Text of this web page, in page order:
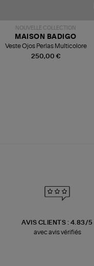
NOUVELLE COLLECTION
250,00 €
MAISON BADIGO
Veste Ojos Perlas Multicolore
AVIS CLIENTS : 4.83/5
avec avis vérifiés